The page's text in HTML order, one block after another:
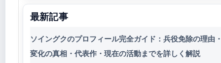
最新記事
ソイングクのプロフィール完全ガイド：兵役免除の理由
変化の真相・代表作・現在の活動までを詳しく解説